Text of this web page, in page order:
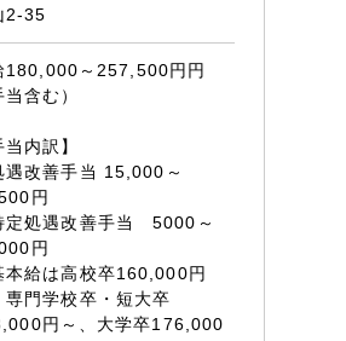
2-35
180,000～257,500円円
当含む）
当内訳】
遇改善手当 15,000～
円
定処遇改善手当 5000～
円
給は高校卒160,000円
専門学校卒・短大卒
円～、大学卒176,000